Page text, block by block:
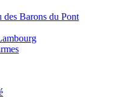
des Barons du Pont